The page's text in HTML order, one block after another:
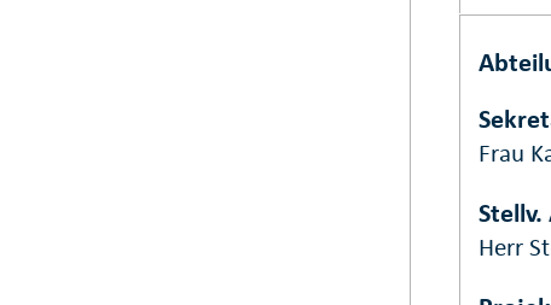
Frau
Herr